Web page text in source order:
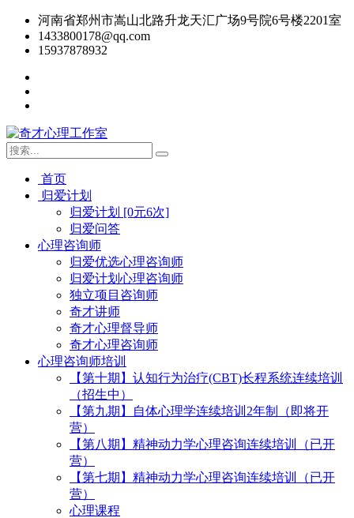
河南省郑州市嵩山北路升龙天汇广场9号院6号楼2201室
1433800178@qq.com
15937878932
首页
归爱计划
归爱计划 [0元6次]
归爱问答
心理咨询师
归爱优选心理咨询师
归爱计划心理咨询师
独立项目咨询师
奇才讲师
奇才心理督导师
奇才心理咨询师
心理咨询师培训
【第十期】认知行为治疗(CBT)长程系统连续培训
（招生中）
【第九期】自体心理学连续培训2年制（即将开
营）
【第八期】精神动力学心理咨询连续培训（已开
营）
【第七期】精神动力学心理咨询连续培训（已开
营）
心理课程